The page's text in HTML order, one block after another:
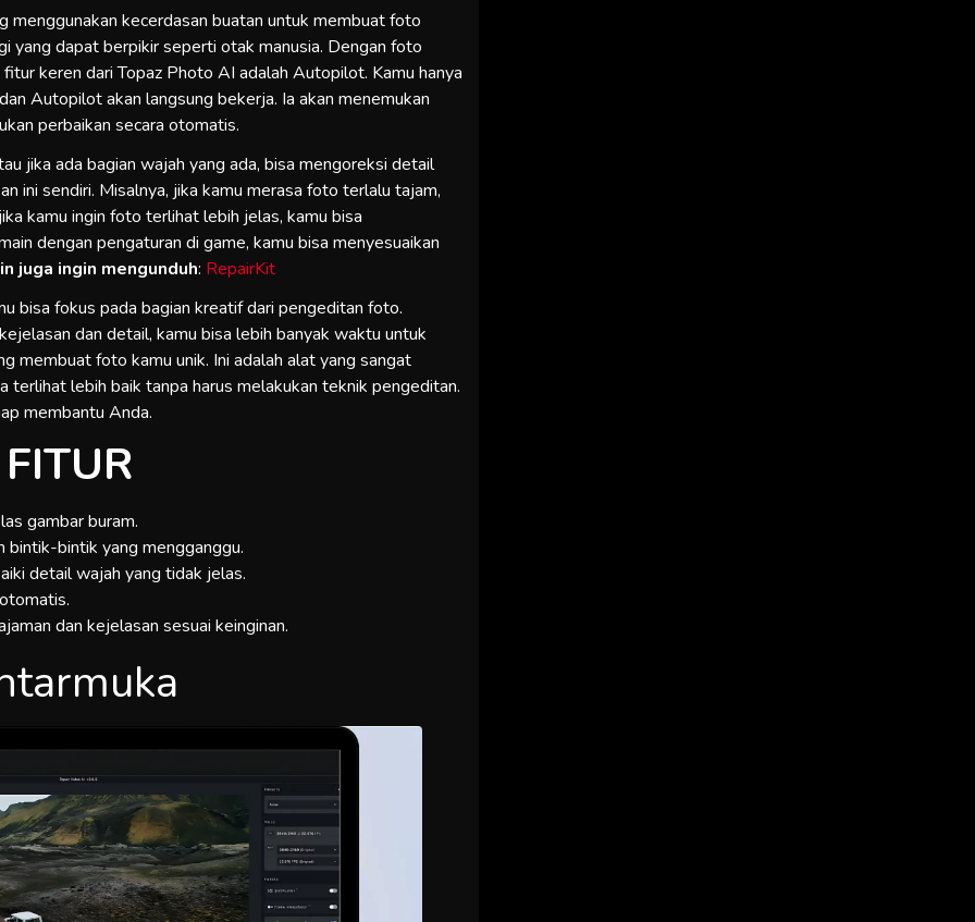
menggunakan kecerdasan buatan untuk membuat foto
yang dapat berpikir seperti otak manusia. Dengan foto
keren dari Topaz Photo AI adalah Autopilot. Kamu hanya
Autopilot akan langsung bekerja. Ia akan menemukan
perbaikan secara otomatis.
jika ada bagian wajah yang ada, bisa mengoreksi detail
ini sendiri. Misalnya, jika kamu merasa foto terlalu tajam,
kamu ingin foto terlihat lebih jelas, kamu bisa
dengan pengaturan di game, kamu bisa menyesuaikan
juga ingin mengunduh: RepairKit
bisa fokus pada bagian kreatif dari pengeditan foto.
dan detail, kamu bisa lebih banyak waktu untuk
membuat foto kamu unik. Ini adalah alat yang sangat
terlihat lebih baik tanpa harus melakukan teknik pengeditan.
membantu Anda.
FITUR
gambar buram.
bintik-bintik yang mengganggu.
detail wajah yang tidak jelas.
dan kejelasan sesuai keinginan.